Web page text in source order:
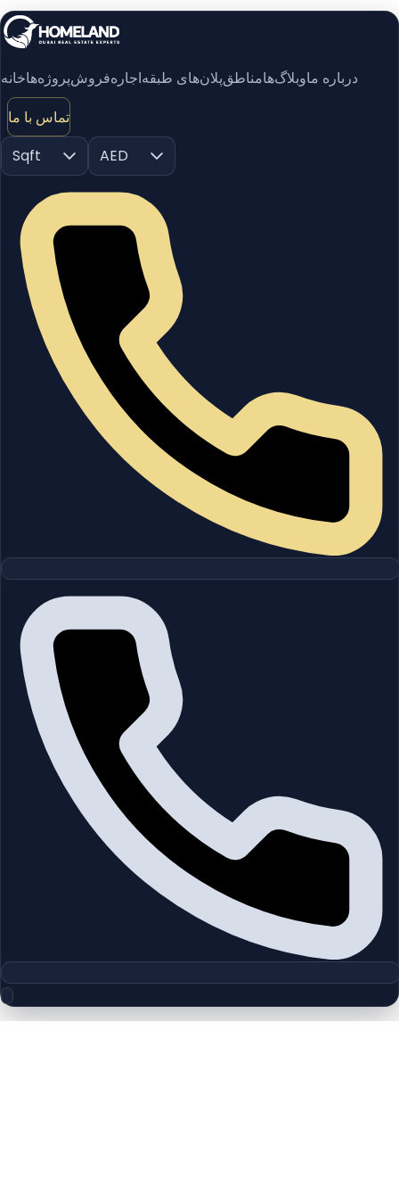
خانهپروژه‌هافروشاجارهپلان‌های طبقهمناطقوبلاگ‌هادرباره ما
تماس با ما
Sqft
AED